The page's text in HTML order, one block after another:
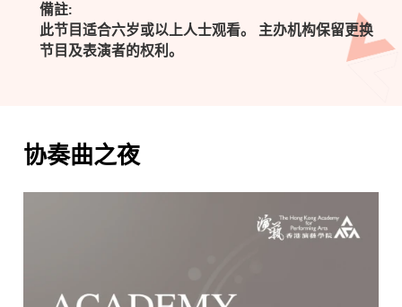
備註:
此节目适合六岁或以上人士观看。 主办机构保留更换
节目及表演者的权利。
协奏曲之夜